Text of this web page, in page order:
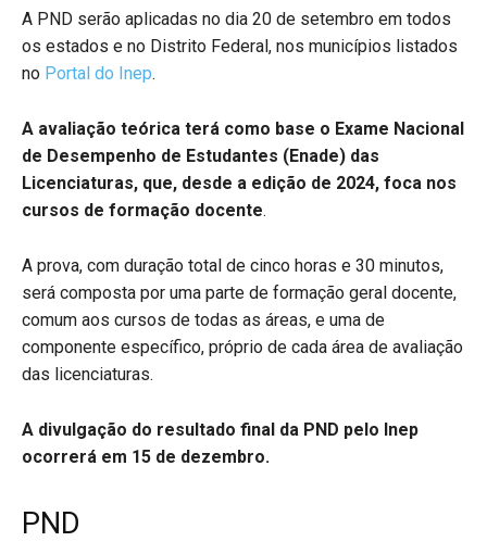
A PND serão aplicadas no dia 20 de setembro em todos
os estados e no Distrito Federal, nos municípios listados
no Portal do Inep.
A avaliação teórica terá como base o Exame Nacional
de Desempenho de Estudantes (Enade) das
Licenciaturas, que, desde a edição de 2024, foca nos
cursos de formação docente.
A prova, com duração total de cinco horas e 30 minutos,
será composta por uma parte de formação geral docente,
comum aos cursos de todas as áreas, e uma de
componente específico, próprio de cada área de avaliação
das licenciaturas.
A divulgação do resultado final da PND pelo Inep
ocorrerá em 15 de dezembro.
PND